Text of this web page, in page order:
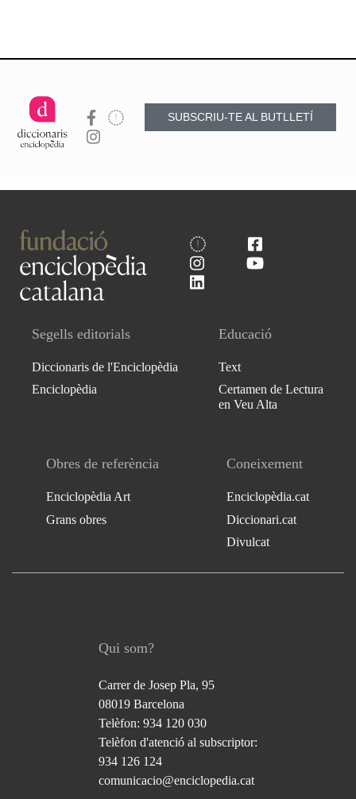
SUBSCRIU-TE AL BUTLLETÍ
Segells editorials
Diccionaris de l'Enciclopèdia
Enciclopèdia
Educació
Text
Certamen de Lectura
en Veu Alta
Obres de referència
Enciclopèdia Art
Grans obres
Coneixement
Enciclopèdia.cat
Diccionari.cat
Divulcat
Qui som?
Carrer de Josep Pla, 95
08019 Barcelona
Telèfon: 934 120 030
Telèfon d'atenció al subscriptor:
934 126 124
comunicacio@enciclopedia.cat